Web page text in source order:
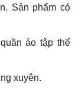
Sản phẩm có
áo tập thể
xuyên.